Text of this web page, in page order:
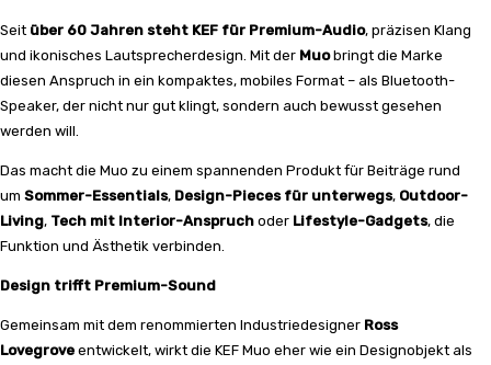
Seit über 60 Jahren steht KEF für Premium-Audio, präzisen Klang
und ikonisches Lautsprecherdesign. Mit der Muobringt die Marke
diesen Anspruch in ein kompaktes, mobiles Format – als Bluetooth-
Speaker, der nicht nur gut klingt, sondern auch bewusst gesehen
werden will.
Das macht die Muo zu einem spannenden Produkt für Beiträge rund
um Sommer-Essentials, Design-Pieces für unterwegs, Outdoor-
Living, Tech mit Interior-Anspruch oder Lifestyle-Gadgets, die
Funktion und Ästhetik verbinden.
Design trifft Premium-Sound
Gemeinsam mit dem renommierten Industriedesigner Ross
Lovegrove entwickelt, wirkt die KEF Muo eher wie ein Designobjekt als